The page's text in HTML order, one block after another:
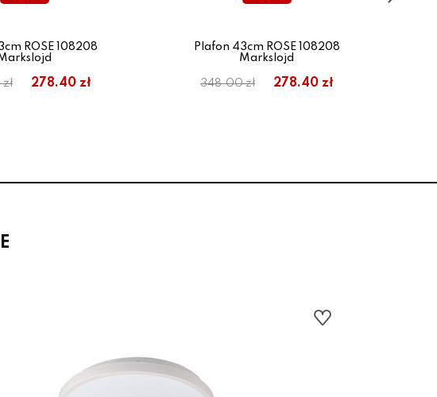
ROSE 108208
278.40 zł
Plafon 43cm ROSE 108208
Markslojd
348.00 zł 278.40 zł